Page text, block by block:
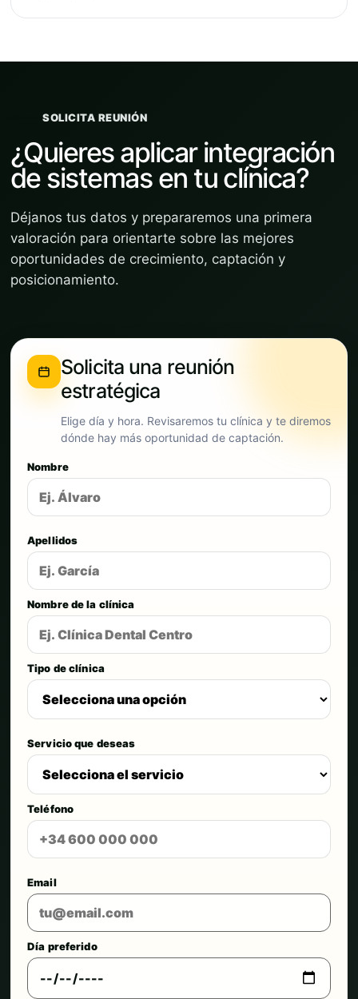
SOLICITA REUNIÓN
¿Quieres aplicar integración
de sistemas en tu clínica?
Déjanos tus datos y prepararemos una primera
valoración para orientarte sobre las mejores
oportunidades de crecimiento, captación y
posicionamiento.
Solicita una reunión
estratégica
Elige día y hora. Revisaremos tu clínica y te diremos
dónde hay más oportunidad de captación.
Nombre
Apellidos
Nombre de la clínica
Tipo de clínica
Servicio que deseas
Teléfono
Email
Día preferido